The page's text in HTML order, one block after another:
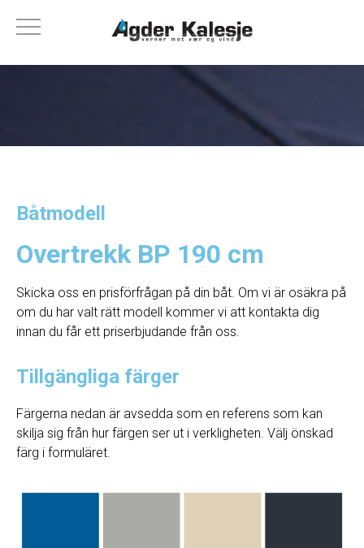
Båtmodell
Overtrekk BP 190 cm
Skicka oss en prisförfrågan på din båt. Om vi ​​är osäkra på
om du har valt rätt modell kommer vi att kontakta dig
innan du får ett priserbjudande från oss.
Tillgängliga färger
Färgerna nedan är avsedda som en referens som kan
skilja sig från hur färgen ser ut i verkligheten. Välj önskad
färg i formuläret.